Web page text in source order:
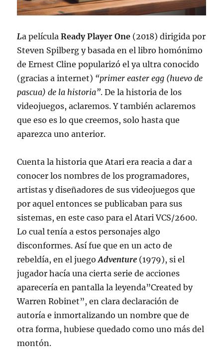
La películaReady Player One (2018) dirigida por
Steven Spilberg y basada en el libro homónimo
de Ernest Cline popularizó el ya ultra conocido
(gracias a internet) “primer easter egg (huevo de
pascua) de la historia”. De la historia de los
videojuegos, aclaremos. Y también aclaremos
que eso es lo que creemos, solo hasta que
aparezca uno anterior.
Cuenta la historia que Atari era reacia a dar a
conocer los nombres de los programadores,
artistas y diseñadores de sus videojuegos que
por aquel entonces se publicaban para sus
sistemas, en este caso para el Atari VCS/2600.
Lo cual tenía a estos personajes algo
disconformes. Así fue que en un acto de
rebeldía, en el juegoAdventure (1979), si el
jugador hacía una cierta serie de acciones
aparecería en pantalla la leyenda”Created by
Warren Robinet”, en clara declaración de
autoría e inmortalizando un nombre que de
otra forma, hubiese quedado como uno más del
montón.